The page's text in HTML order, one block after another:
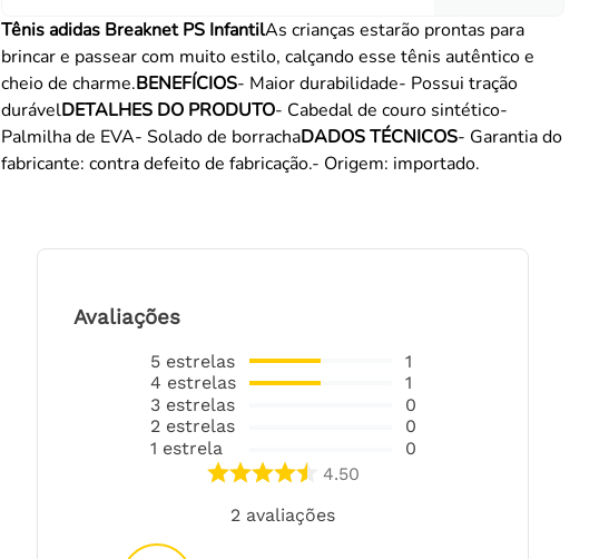
Tênis adidas Breaknet PS InfantilAs crianças estarão prontas para
brincar e passear com muito estilo, calçando esse tênis autêntico e
cheio de charme.BENEFÍCIOS- Maior durabilidade- Possui tração
durávelDETALHES DO PRODUTO- Cabedal de couro sintético-
Palmilha de EVA- Solado de borrachaDADOS TÉCNICOS- Garantia do
fabricante: contra defeito de fabricação.- Origem: importado.
Avaliações
5 estrelas
4 estrelas
3 estrelas
2 estrelas
1 estrela
1
1
0
0
0
4.50
2 avaliações